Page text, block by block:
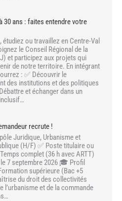
30 ans : faites entendre votre
étudiez ou travaillez en Centre-Val
le Conseil Régional de la
et participez aux projets qui
de notre territoire. En intégrant
: ✅ Découvrir le
des institutions et des politiques
et échanger dans un
recrute !
Juridique, Urbanisme et
(H/F) ✅ Poste titulaire ou
complet (36 h avec ARTT)
7 septembre 2026 🎓 Profil
supérieure (Bac +5
du droit des collectivités
l’urbanisme et de la commande